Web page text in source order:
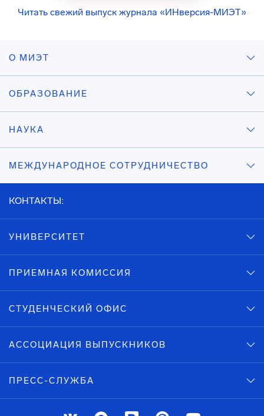
Читать свежий выпуск журнала «ИНверсия-МИЭТ»
О МИЭТ
ОБРАЗОВАНИЕ
НАУКА
МЕЖДУНАРОДНОЕ СОТРУДНИЧЕСТВО
КОНТАКТЫ:
УНИВЕРСИТЕТ
ПРИЕМНАЯ КОМИССИЯ
СТУДЕНЧЕСКИЙ ОФИС
АССОЦИАЦИЯ ВЫПУСКНИКОВ
ПРЕСС-СЛУЖБА